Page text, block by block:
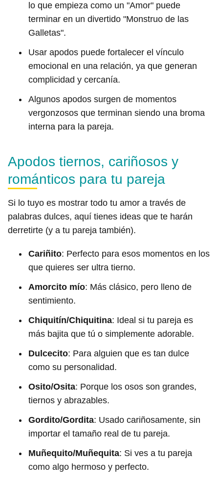
lo que empieza como un "Amor" puede
terminar en un divertido "Monstruo de las
Galletas".
Usar apodos puede fortalecer el vínculo
emocional en una relación, ya que generan
complicidad y cercanía.
Algunos apodos surgen de momentos
vergonzosos que terminan siendo una broma
interna para la pareja.
Apodos tiernos, cariñosos y
románticos para tu pareja
Si lo tuyo es mostrar todo tu amor a través de
palabras dulces, aquí tienes ideas que te harán
derretirte (y a tu pareja también).
Cariñito: Perfecto para esos momentos en los
que quieres ser ultra tierno.
Amorcito mío: Más clásico, pero lleno de
sentimiento.
Chiquitín/Chiquitina: Ideal si tu pareja es
más bajita que tú o simplemente adorable.
Dulcecito: Para alguien que es tan dulce
como su personalidad.
Osito/Osita: Porque los osos son grandes,
tiernos y abrazables.
Gordito/Gordita: Usado cariñosamente, sin
importar el tamaño real de tu pareja.
Muñequito/Muñequita: Si ves a tu pareja
como algo hermoso y perfecto.